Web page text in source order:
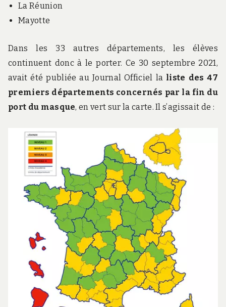
La Réunion
Mayotte
Dans les 33 autres départements, les élèves
continuent donc à le porter. Ce 30 septembre 2021,
avait été publiée au Journal Officiel la liste des 47
premiers départements concernés par la fin du
port du masque, en vert sur la carte. Il s’agissait de :